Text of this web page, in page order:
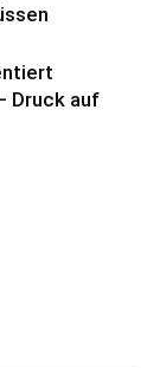
Druck auf